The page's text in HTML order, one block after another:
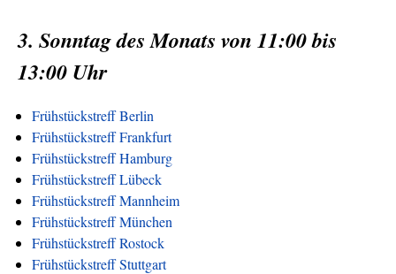
3. Sonntag des Monats von 11:00 bis
13:00 Uhr
Frühstückstreff Berlin
Frühstückstreff Frankfurt
Frühstückstreff Hamburg
Frühstückstreff Lübeck
Frühstückstreff Mannheim
Frühstückstreff München
Frühstückstreff Rostock
Frühstückstreff Stuttgart